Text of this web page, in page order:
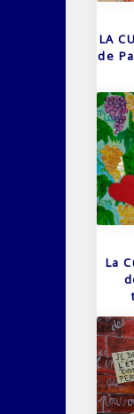
LA
de
La